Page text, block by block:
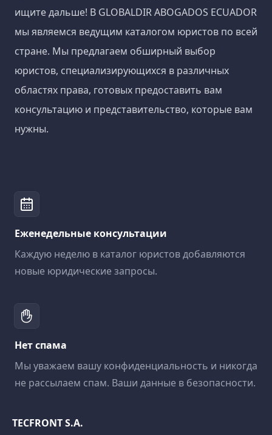
ищите дальше! В GLOBALDIR ABOGADOS ECUADOR
мы являемся ведущим каталогом юристов по всей
стране. Мы предлагаем обширный выбор
юристов, специализирующихся в различных
областях права, готовых предоставить вам
консультацию и представительство, которые вам
нужны.
Еженедельные консультации
Каждую неделю в каталог юристов добавляются
новые юридические запросы.
Нет спама
Мы уважаем вашу конфиденциальность и никогда
не рассылаем спам. Ваши данные в безопасности.
TECFRONT S.A.